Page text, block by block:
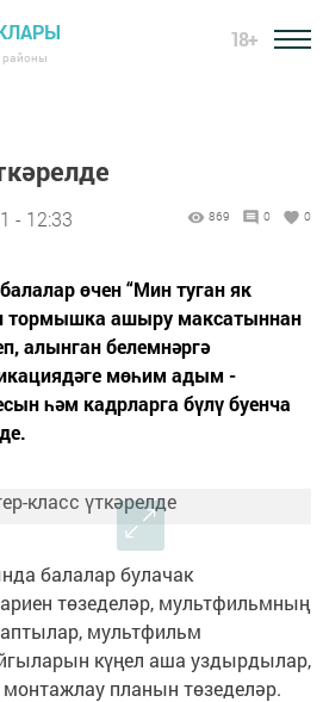
районы
18+
- 12:33 869 0 0
өчен “Мин туган як
тормышка ашыру максатыннан
алынган белемнәргә
мөһим адым -
һәм кадрларга бүлү буенча
балалар булачак
төзеделәр, мультфильмның
мультфильм
күңел аша уздырдылар,
планын төзеделәр.